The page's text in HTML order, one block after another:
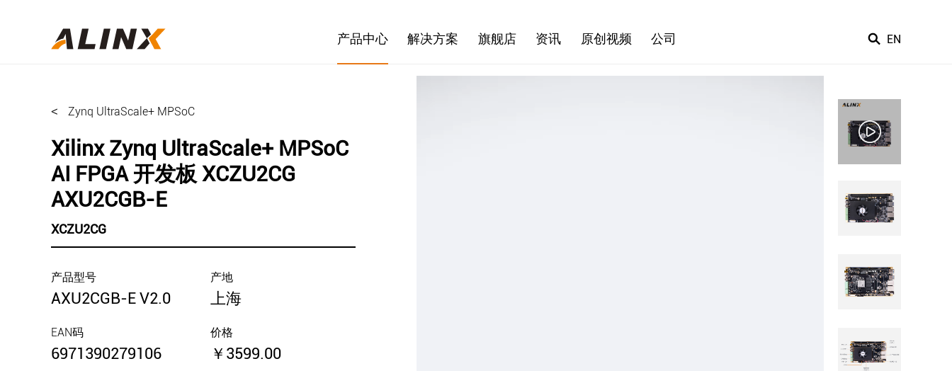
产品中心 解决方案 旗舰店 资讯 原创视频 公司 EN
< Zynq UltraScale+ MPSoC
Xilinx Zynq UltraScale+ MPSoC
AI FPGA 开发板 XCZU2CG
AXU2CGB-E
XCZU2CG
产品型号
AXU2CGB-E V2.0
产地
上海
EAN码
6971390279106
价格
￥3599.00